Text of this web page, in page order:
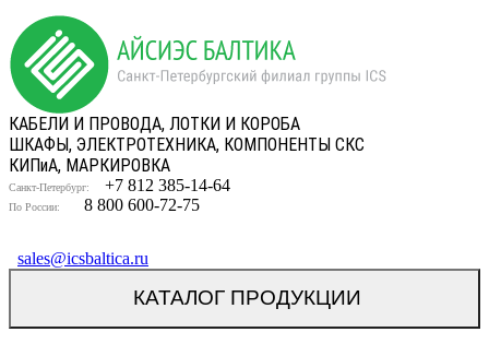
КАБЕЛИ И ПРОВОДА, ЛОТКИ И КОРОБА
ШКАФЫ, ЭЛЕКТРОТЕХНИКА, КОМПОНЕНТЫ СКС
КИПиА, МАРКИРОВКА
Санкт-Петербург: +7 812 385-14-64
По России: 8 800 600-72-75
sales@icsbaltica.ru
КАТАЛОГ ПРОДУКЦИИ